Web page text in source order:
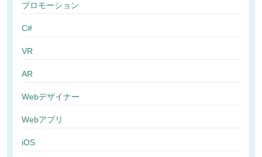
プロモーション
C#
VR
AR
Webデザイナー
Webアプリ
iOS